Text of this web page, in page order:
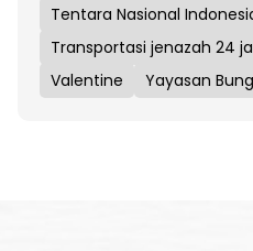
Tentara Nasional
Transportasi jenazah 24
Valentine
Yayasan